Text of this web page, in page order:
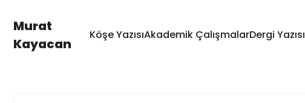
Murat
Kayacan
Köşe YazısıAkademik ÇalışmalarDergi Yazısı